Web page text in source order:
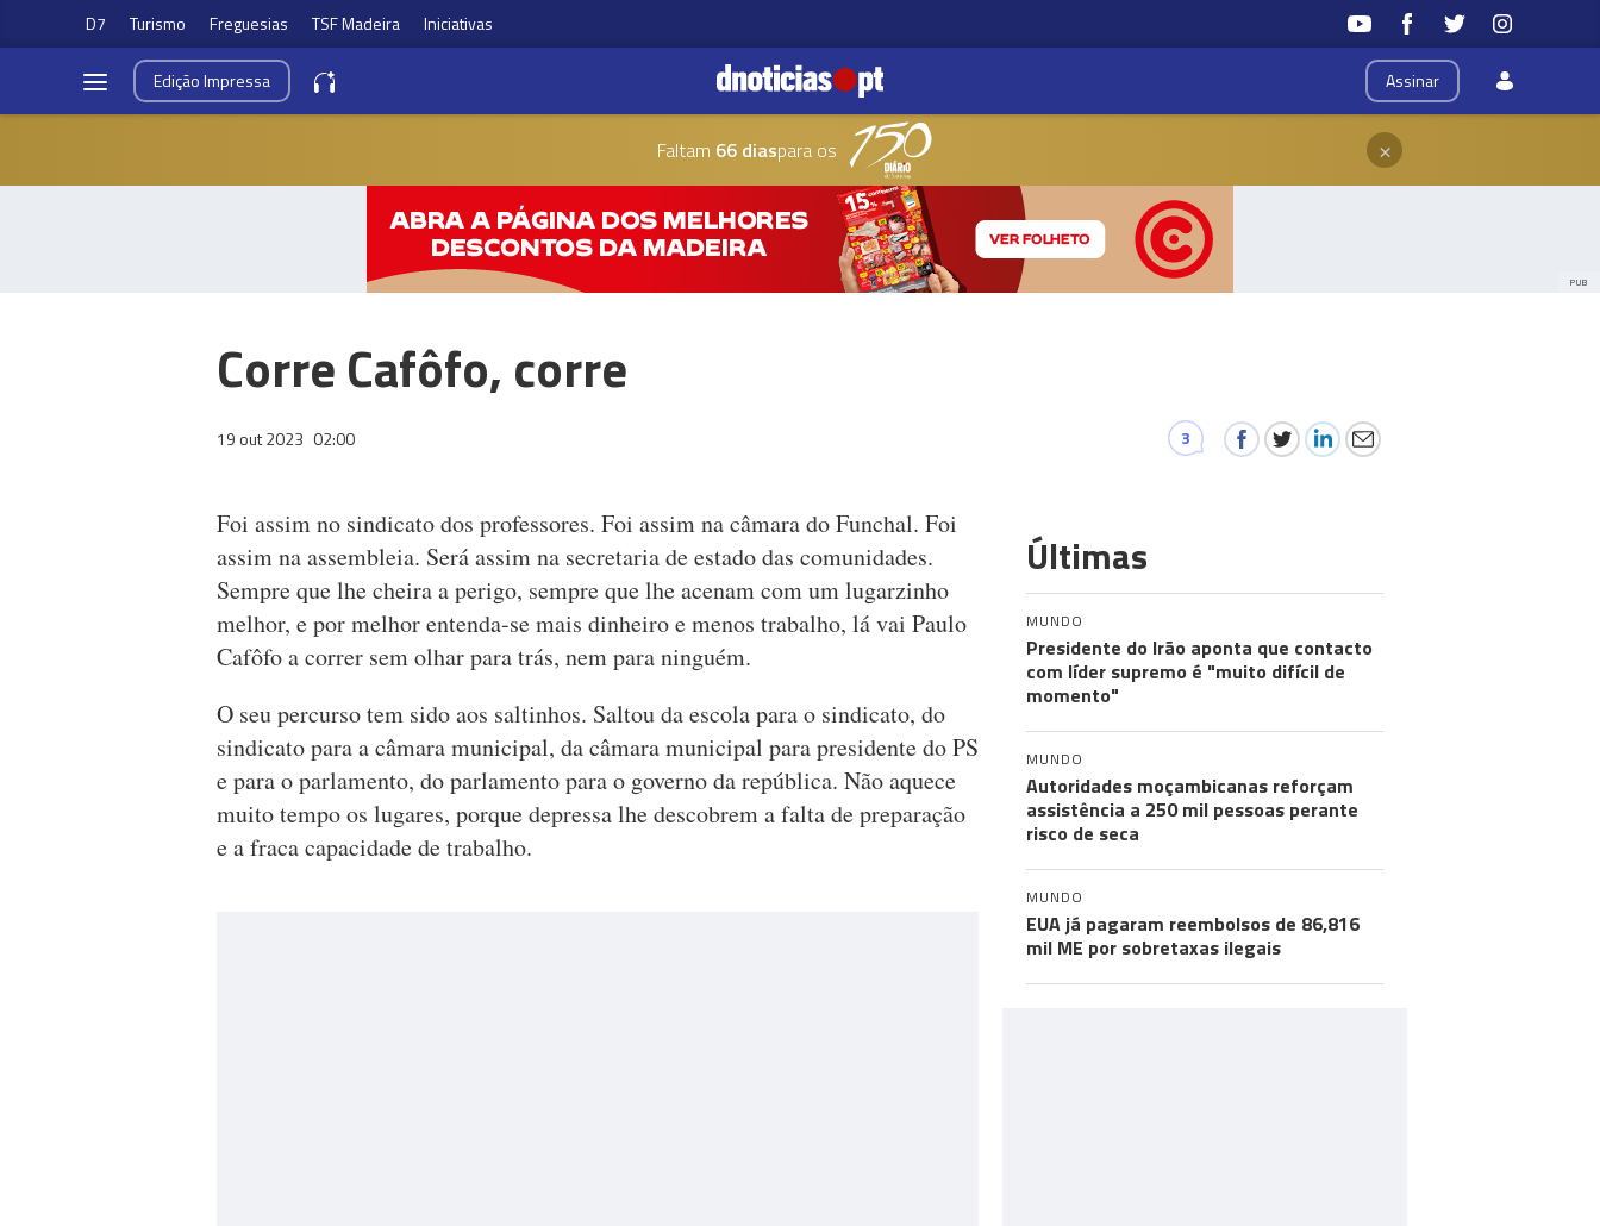
D7 Turismo Freguesias TSF Madeira Iniciativas
Assinar
EdiçãoImpressa
Faltam 66 diaspara os ×
PUB
Corre Cafôfo, corre
19 out 2023 02:00 3
Foi assim no sindicato dos professores. Foi assim na câmara do Funchal. Foi
assim na assembleia. Será assim na secretaria de estado das comunidades.
Sempre que lhe cheira a perigo, sempre que lhe acenam com um lugarzinho
melhor, e por melhor entenda-se mais dinheiro e menos trabalho, lá vai Paulo
Cafôfo a correr sem olhar para trás, nem para ninguém.
O seu percurso tem sido aos saltinhos. Saltou da escola para o sindicato, do
sindicato para a câmara municipal, da câmara municipal para presidente do PS
e para o parlamento, do parlamento para o governo da república. Não aquece
muito tempo os lugares, porque depressa lhe descobrem a falta de preparação
e a fraca capacidade de trabalho.
Últimas
MUNDO
Presidente do Irão aponta que contacto
com líder supremo é "muito difícil de
momento"
MUNDO
Autoridades moçambicanas reforçam
assistência a 250 mil pessoas perante
risco de seca
MUNDO
EUA já pagaram reembolsos de 86,816
mil ME por sobretaxas ilegais